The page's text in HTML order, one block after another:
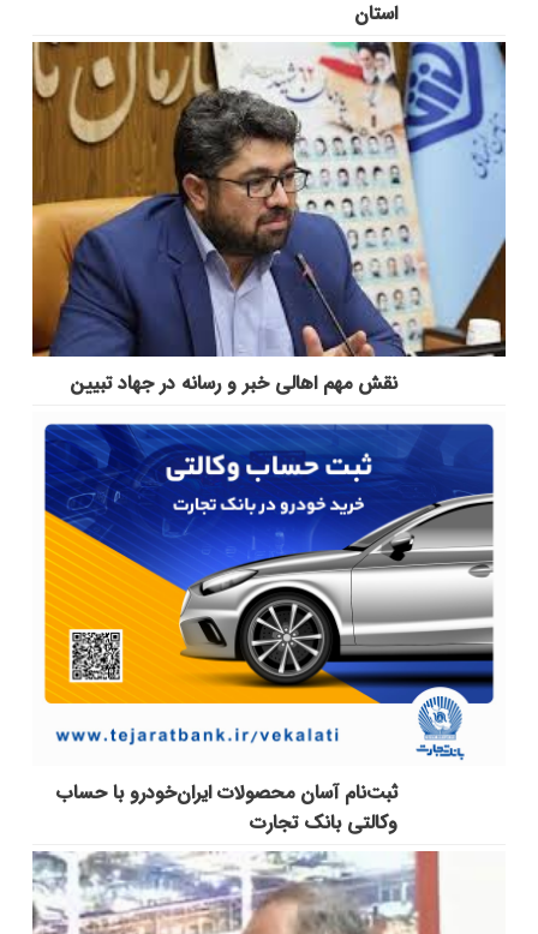
استان
نقش مهم اهالی خبر و رسانه در جهاد تبیین
ثبت‌نام آسان محصولات ایران‌خودرو با حساب
وکالتی بانک تجارت